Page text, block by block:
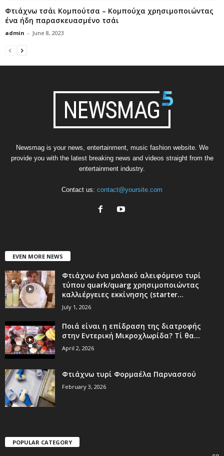
Φτιάχνω τσάι Κομπούτσα – Κομπούχα χρησιμοποιώντας
ένα ήδη παρασκευασμένο τσάι
admin - June 8, 2023
Newsmag is your news, entertainment, music fashion website. We
provide you with the latest breaking news and videos straight from the
entertainment industry.
Contact us: contact@yoursite.com
EVEN MORE NEWS
Φτιάχνω ένα μαλακό αλειφόμενο τυρί
τύπου quark/quarg χρησιμοποιώντας
καλλιέργειες εκκίνησης (starter...
July 1, 2026
Ποιά είναι η επίδραση της διατροφής
στην Εντερική Μικροχλωρίδα? Τί θα...
April 2, 2026
Φτιάχνω τυρί Φορμαέλα Παρνασσού
February 3, 2026
POPULAR CATEGORY